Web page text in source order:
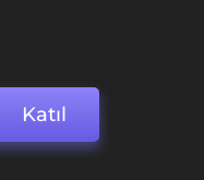
Katıl